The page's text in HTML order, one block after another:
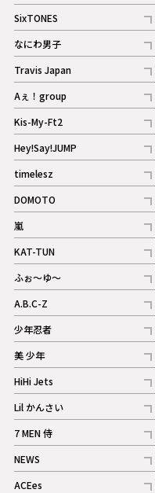
記事
ギャラリー
SixTONES
記事
ギャラリー
なにわ男子
記事
Travis Japan
記事
Aぇ！group
記事
Kis-My-Ft2
記事
ギャラリー
Hey!Say!JUMP
記事
timelesz
記事
DOMOTO
記事
嵐
記事
KAT-TUN
記事
ふぉ～ゆ～
記事
A.B.C-Z
記事
ギャラリー
少年忍者
記事
美 少年
記事
HiHi Jets
記事
Lil かんさい
記事
7 MEN 侍
記事
NEWS
記事
ACEes